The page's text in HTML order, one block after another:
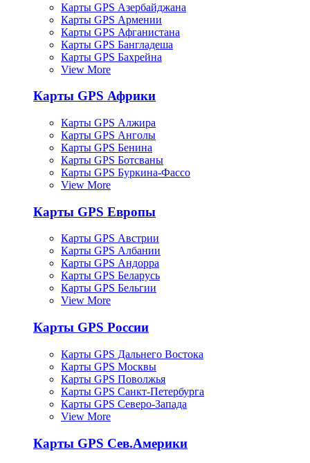
Карты GPS Азербайджана
Карты GPS Армении
Карты GPS Афганистана
Карты GPS Бангладеша
Карты GPS Бахрейна
View More
Карты GPS Африки
Карты GPS Алжира
Карты GPS Анголы
Карты GPS Бенина
Карты GPS Ботсваны
Карты GPS Буркина-Фассо
View More
Карты GPS Европы
Карты GPS Австрии
Карты GPS Албании
Карты GPS Андорра
Карты GPS Беларусь
Карты GPS Бельгии
View More
Карты GPS России
Карты GPS Дальнего Востока
Карты GPS Москвы
Карты GPS Поволжья
Карты GPS Санкт-Петербурга
Карты GPS Северо-Запада
View More
Карты GPS Сев.Америки